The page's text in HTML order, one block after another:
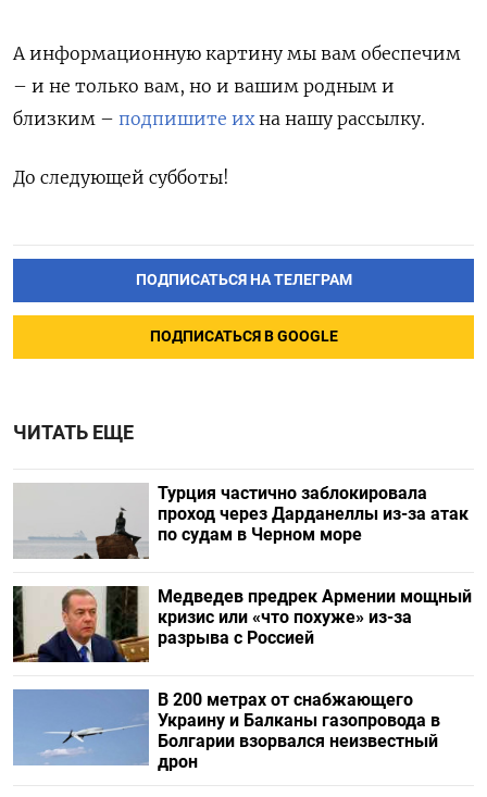
А информационную картину мы вам обеспечим
– и не только вам, но и вашим родным и
близким – подпишите ихна нашу рассылку.
До следующей субботы!
ПОДПИСАТЬСЯ НА ТЕЛЕГРАМ
ПОДПИСАТЬСЯ В GOOGLE
ЧИТАТЬ ЕЩЕ
Турция частично заблокировала
проход через Дарданеллы из-за атак
по судам в Черном море
Медведев предрек Армении мощный
кризис или «что похуже» из-за
разрыва с Россией
В 200 метрах от снабжающего
Украину и Балканы газопровода в
Болгарии взорвался неизвестный
дрон